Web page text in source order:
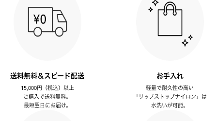
送料無料＆スピード配送
15,000円（税込）以上
ご購入で送料無料。
最短翌日にお届け。
お手入れ
軽量で耐久性の高い
「リップストップナイロン」は
水洗いが可能。